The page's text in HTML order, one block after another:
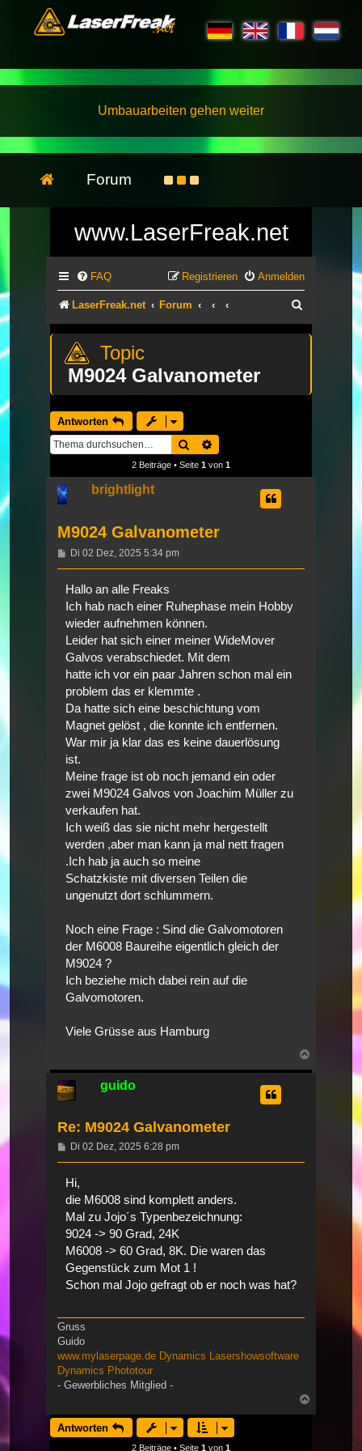
Umbauarbeiten gehen weiter
Forum
www.LaserFreak.net
FAQ Anmelden
Registrieren
LaserFreak.net Forum
M9024 Galvanometer
Antworten
Suche
2 Beiträge • Seite 1 von 1
brightlight
M9024 Galvanometer
Beitrag
Di 02 Dez, 2025 5:34 pm
Hallo an alle Freaks
Ich hab nach einer Ruhephase mein Hobby
wieder aufnehmen können.
Leider hat sich einer meiner WideMover
Galvos verabschiedet. Mit dem
hatte ich vor ein paar Jahren schon mal ein
problem das er klemmte .
Da hatte sich eine beschichtung vom
Magnet gelöst , die konnte ich entfernen.
War mir ja klar das es keine dauerlösung
ist.
Meine frage ist ob noch jemand ein oder
zwei M9024 Galvos von Joachim Müller zu
verkaufen hat.
Ich weiß das sie nicht mehr hergestellt
werden ,aber man kann ja mal nett fragen
.Ich hab ja auch so meine
Schatzkiste mit diversen Teilen die
ungenutzt dort schlummern.
Noch eine Frage : Sind die Galvomotoren
der M6008 Baureihe eigentlich gleich der
M9024 ?
Ich beziehe mich dabei rein auf die
Galvomotoren.
Viele Grüsse aus Hamburg
guido
Re: M9024 Galvanometer
Beitrag
Di 02 Dez, 2025 6:28 pm
Hi,
die M6008 sind komplett anders.
Mal zu Jojo´s Typenbezeichnung:
9024 -> 90 Grad, 24K
M6008 -> 60 Grad, 8K. Die waren das
Gegenstück zum Mot 1 !
Schon mal Jojo gefragt ob er noch was hat?
Gruss
Guido
www.mylaserpage.de Dynamics Lasershowsoftware
Dynamics Phototour
- Gewerbliches Mitglied -
oben
Antworten
2 Beiträge • Seite 1 von 1